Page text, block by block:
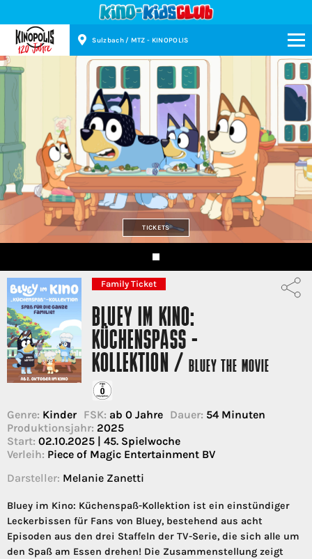
Kinopolis
Sulzbach / MTZ - KINOPOLIS
TICKETS
Family Ticket
BLUEY IM KINO:
KÜCHENSPASS - K
OLLEKTION / BLUEY THE MOVIE
Genre: Kinder FSK: ab 0 Jahre Dauer: 54 Minuten
Produktionsjahr: 2025
Start: 02.10.2025 | 45. Spielwoche
Verleih: Piece of Magic Entertainment BV
Darsteller: Melanie Zanetti
Bluey im Kino: Küchenspaß-Kollektion ist ein einstündiger
Leckerbissen für Fans von Bluey, bestehend aus acht
Episoden aus den drei Staffeln der TV-Serie, die sich alle um
den Spaß am Essen drehen! Die Zusammenstellung zeigt